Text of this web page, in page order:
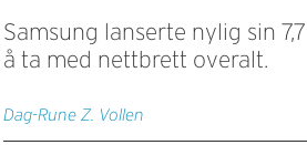
Samsung lanserte nylig sin
å ta med nettbrett overalt.
Dag-Rune Z. Vollen